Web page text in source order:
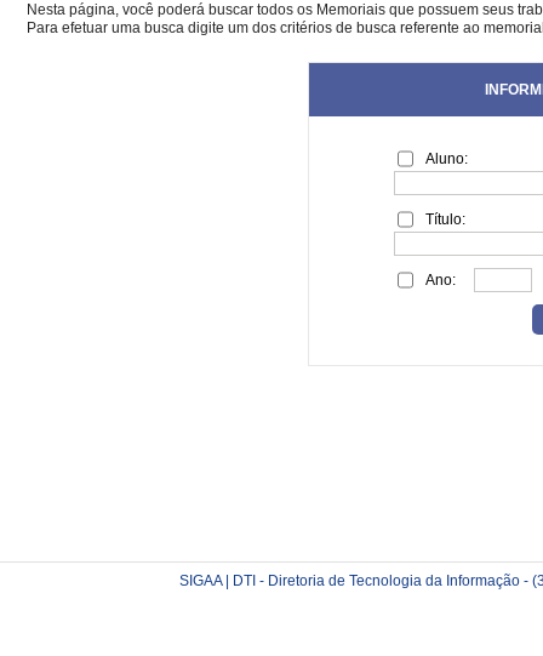
Nesta página, você poderá buscar todos os Memoriais que possuem seus
Para efetuar uma busca digite um dos critérios de busca referente ao
Aluno:
Título:
Ano:
SIGAA | DTI - Diretoria de Tecnologia da Informação